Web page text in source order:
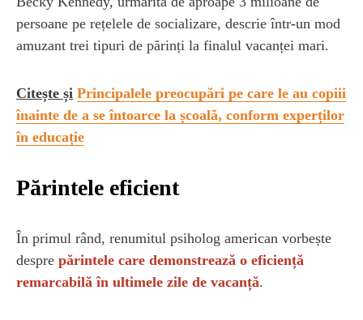
persoane pe rețelele de socializare, descrie într-un mod
amuzant trei tipuri de părinți la finalul vacanței mari.
Citește și Principalele preocupări pe care le au copiii
înainte de a se întoarce la școală, conform experților
în educație
Părintele eficient
În primul rând, renumitul psiholog american vorbește
despre părintele care demonstrează o eficiență
remarcabilă în ultimele zile de vacanță.